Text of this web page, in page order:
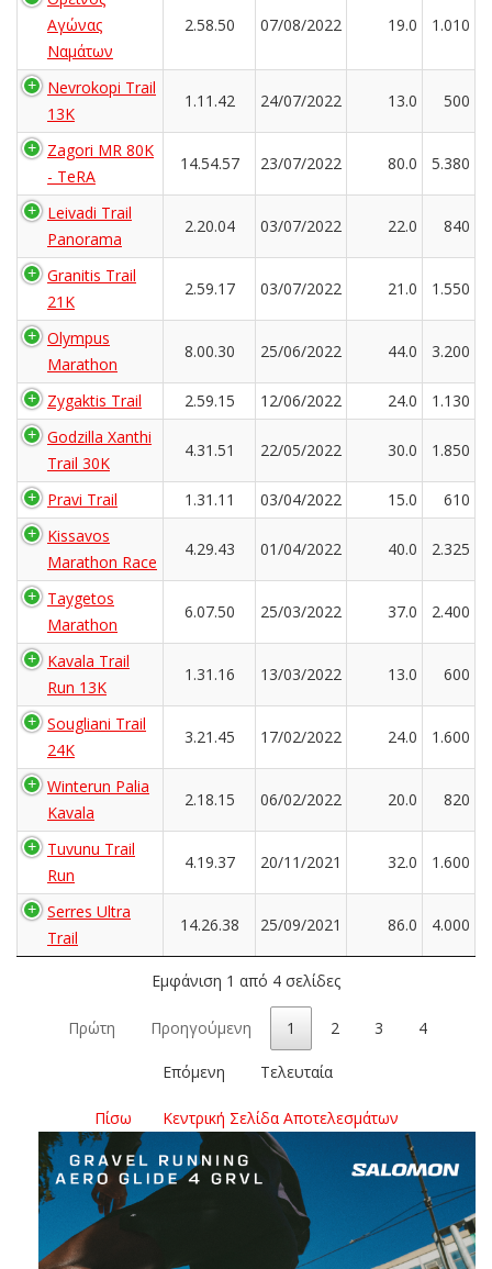
Αγώνας
Ναμάτων
2.58.50 07/08/2022 19.0 1.010
Nevrokopi Trail
13K
1.11.42 24/07/2022 13.0 500
Zagori MR 80K
- TeRA
14.54.57 23/07/2022 80.0 5.380
Leivadi Trail
Panorama
2.20.04 03/07/2022 22.0 840
Granitis Trail
21K
2.59.17 03/07/2022 21.0 1.550
Olympus
Marathon
8.00.30 25/06/2022 44.0 3.200
Zygaktis Trail 2.59.15 12/06/2022 24.0
1.130
Godzilla Xanthi
Trail 30K
4.31.51 22/05/2022 30.0 1.850
Pravi Trail 1.31.11 03/04/2022 15.0
610
Kissavos
Marathon Race
4.29.43 01/04/2022 40.0 2.325
Taygetos
Marathon
6.07.50 25/03/2022 37.0 2.400
Kavala Trail
Run 13K
1.31.16 13/03/2022 13.0 600
Sougliani Trail
24K
3.21.45 17/02/2022 24.0 1.600
Winterun Palia
Kavala
2.18.15 06/02/2022 20.0 820
Tuvunu Trail
Run
4.19.37 20/11/2021 32.0 1.600
Serres Ultra
Trail
14.26.38 25/09/2021 86.0 4.000
Εμφάνιση 1 από 4 σελίδες
Πρώτη Προηγούμενη 1 2 3 4
Επόμενη Τελευταία
Πίσω Κεντρική Σελίδα Αποτελεσμάτων